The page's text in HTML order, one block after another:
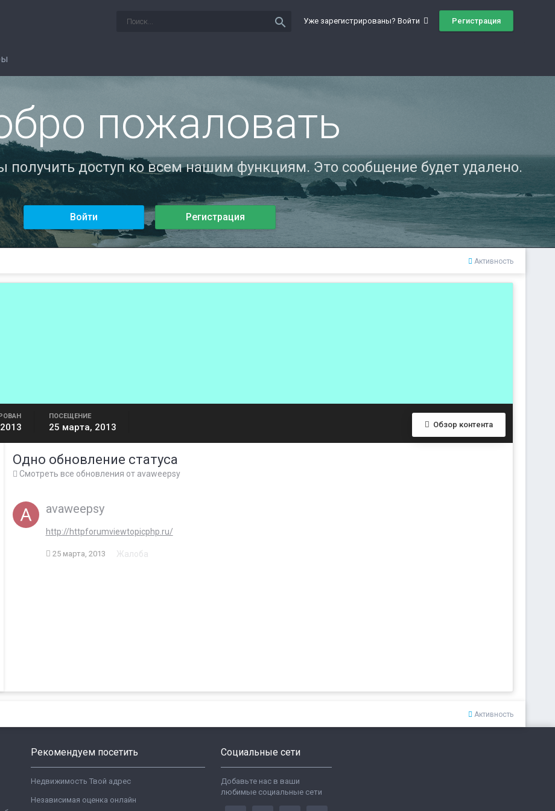
Уже зарегистрированы? Войти Регистрация
search
пожаловать
получить доступ ко всем нашим функциям. Это сообщение будет удалено.
Войти Регистрация
Активность
Обзор контента
ПОСЕЩЕНИЕ
25 марта, 2013
Одно обновление статуса
Смотреть все обновления от avaweepsy
avaweepsy
http://httpforumviewtopicphp.ru/
25 марта, 2013 Жалоба
Активность
Рекомендуем посетить
Недвижимость Твой адрес
Независимая оценка онлайн
Социальные сети
Добавьте нас в ваши
любимые социальные сети